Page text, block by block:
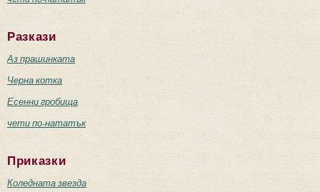
Разкази
Аз прашинката
Черна котка
Есенни гробища
чети по-нататък
Приказки
Коледната звезда